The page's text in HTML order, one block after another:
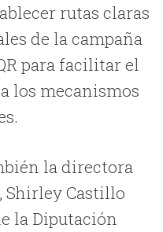
rutas claras
de la campaña
para facilitar el
los mecanismos
la directora
Shirley Castillo
la Diputación